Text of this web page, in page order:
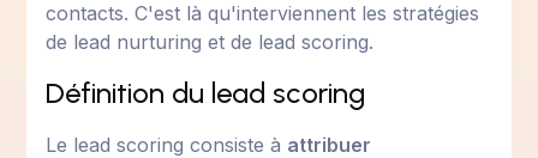
contacts. C'est là qu'interviennent les stratégies
de lead nurturing et de lead scoring.
Définition du lead scoring
Le lead scoring consiste à attribuer